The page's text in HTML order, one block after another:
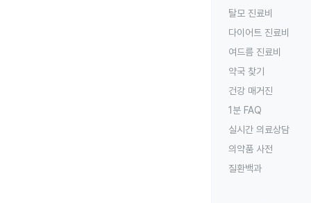
탈모 진료비
다이어트 진료비
여드름 진료비
약국 찾기
건강 매거진
1분 FAQ
실시간 의료상담
의약품 사전
질환백과